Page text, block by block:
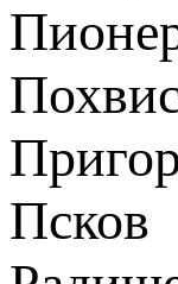
Псков